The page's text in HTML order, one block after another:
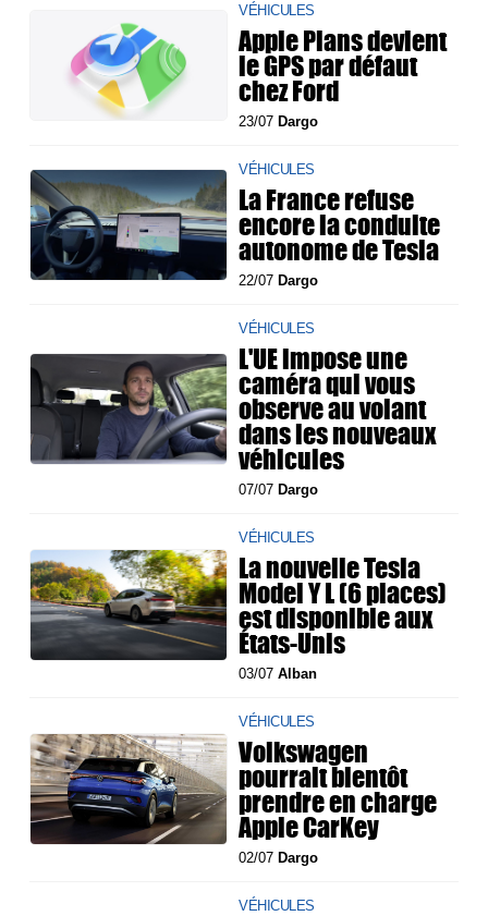
VÉHICULES
Apple Plans devient
le GPS par défaut
chez Ford
23/07Dargo
VÉHICULES
La France refuse
encore la conduite
autonome de Tesla
22/07Dargo
VÉHICULES
L'UE impose une
caméra qui vous
observe au volant
dans les nouveaux
véhicules
07/07Dargo
VÉHICULES
La nouvelle Tesla
Model Y L (6 places)
est disponible aux
États-Unis
03/07Alban
VÉHICULES
Volkswagen
pourrait bientôt
prendre en charge
Apple CarKey
02/07Dargo
VÉHICULES